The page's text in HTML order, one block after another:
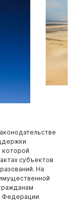
которой
субъектов
На
Федерации.